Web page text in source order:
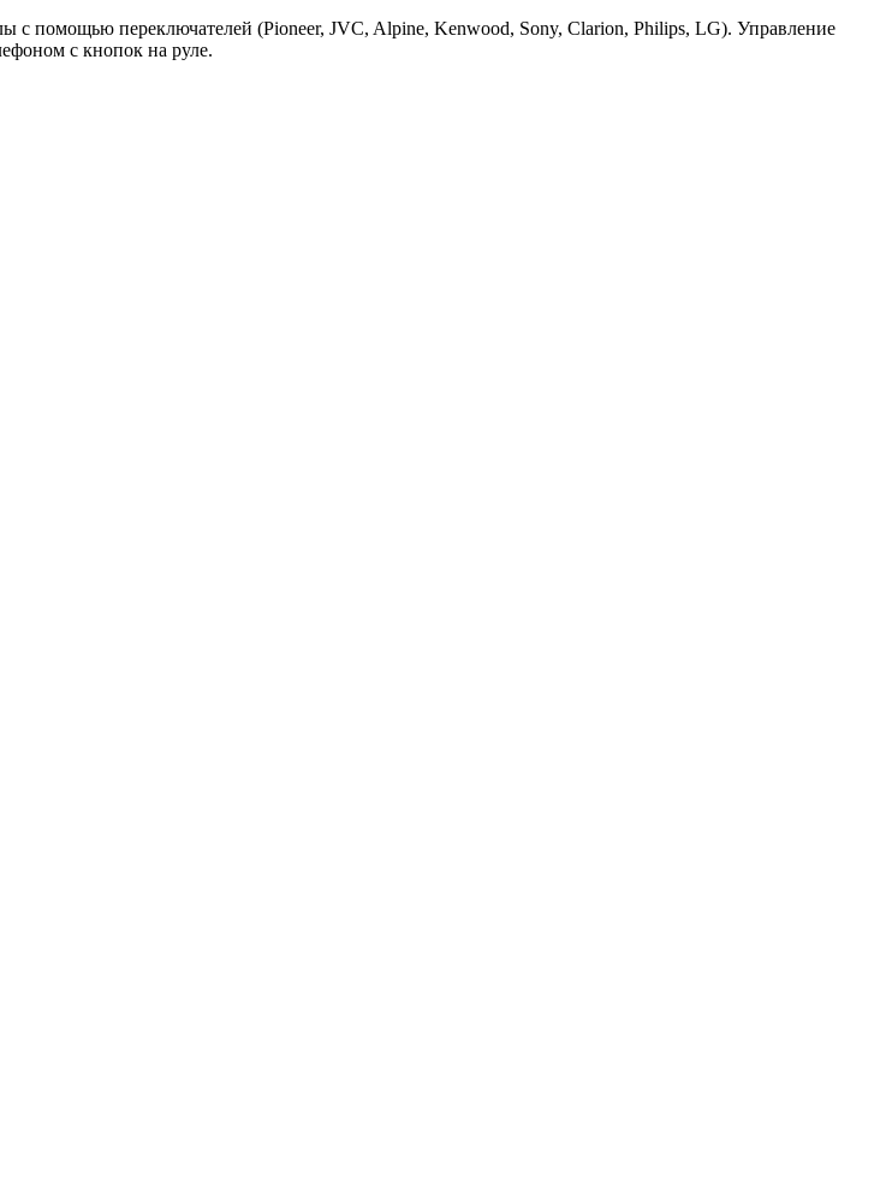
помощью переключателей (Pioneer, JVC, Alpine, Kenwood, Sony, Clarion, Philips, LG). Управление
с кнопок на руле.